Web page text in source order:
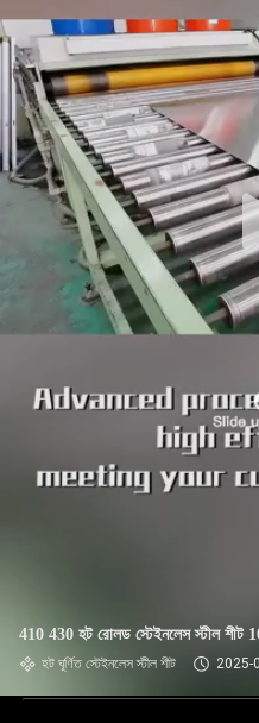
410 430 হট রোলড স্টেইনলেস স্টীল শীট
হট ঘূর্ণিত স্টেইনলেস স্টীল শীট 2025-